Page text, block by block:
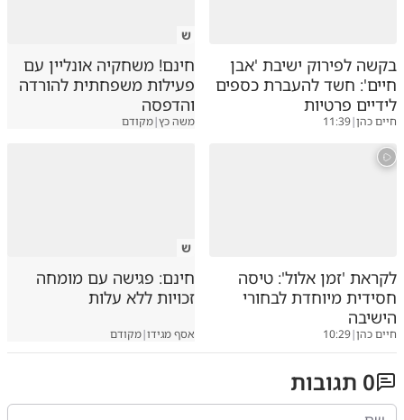
בקשה לפירוק ישיבת 'אבן
חיים': חשד להעברת כספים
לידיים פרטיות
חיים כהן|
11:39
ש
חינם! משחקיה אונליין עם
פעילות משפחתית להורדה
והדפסה
משה כץ|מקודם
לקראת 'זמן אלול': טיסה
חסידית מיוחדת לבחורי
הישיבה
חיים כהן|
10:29
ש
חינם: פגישה עם מומחה
זכויות ללא עלות
אסף מגידו|מקודם
0 תגובות